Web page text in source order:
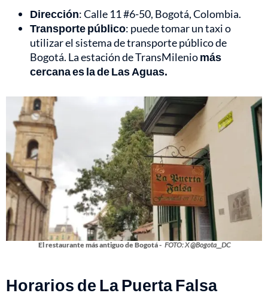
Dirección: Calle 11 #6-50, Bogotá, Colombia.
Transporte público: puede tomar un taxi o
utilizar el sistema de transporte público de
Bogotá. La estación de TransMileniomás
cercana es la de Las Aguas.
El restaurante más antiguo de Bogotá - FOTO: X @Bogota__DC
Horarios de La Puerta Falsa